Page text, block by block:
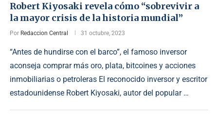
Robert Kiyosaki revela cómo “sobrevivir a
la mayor crisis de la historia mundial”
Por Redaccion Central 31 octubre, 2023
“Antes de hundirse con el barco”, el famoso inversor
aconseja comprar más oro, plata, bitcoines y acciones
inmobiliarias o petroleras El reconocido inversor y escritor
estadounidense Robert Kiyosaki, autor del popular …